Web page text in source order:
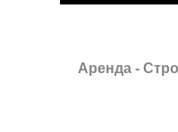
Аренда -